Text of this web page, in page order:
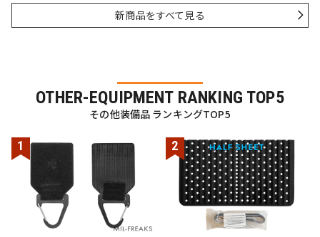
新商品をすべて見る
OTHER-EQUIPMENT RANKING TOP5
その他装備品 ランキングTOP5